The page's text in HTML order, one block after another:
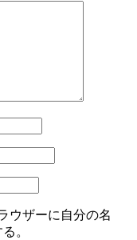
ウザーに自分の名
。